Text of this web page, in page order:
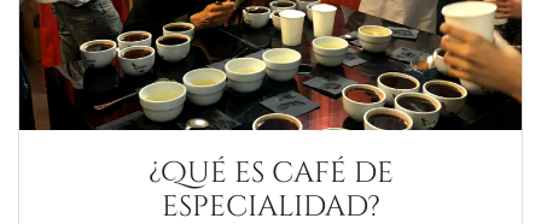
¿Qué es café de
especialidad?